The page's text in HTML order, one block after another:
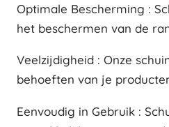
Optimale Bescherming :
het beschermen van de
Veelzijdigheid : Onze
behoeften van je
Eenvoudig in Gebruik :